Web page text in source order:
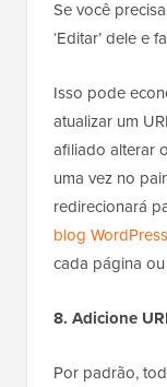
Se você
‘Editar’ dele e
Isso pode
atualizar um
afiliado alterar
uma vez no
redirecionará
blog WordPress
cada página
8. Adicione
Por padrão,